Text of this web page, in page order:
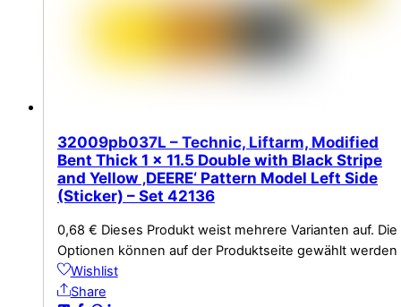
32009pb037L – Technic, Liftarm, Modified
Bent Thick 1 x 11.5 Double with Black Stripe
and Yellow ‚DEERE‘ Pattern Model Left Side
(Sticker) – Set 42136
0,68 € Dieses Produkt weist mehrere Varianten auf. Die
Optionen können auf der Produktseite gewählt werden
Wishlist
Share